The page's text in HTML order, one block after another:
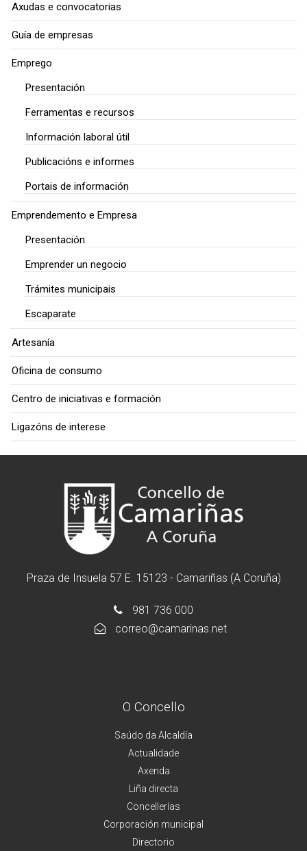
Axudas e convocatorias
Guía de empresas
Emprego
Presentación
Ferramentas e recursos
Información laboral útil
Publicacións e informes
Portais de información
Emprendemento e Empresa
Presentación
Emprender un negocio
Trámites municipais
Escaparate
Artesanía
Oficina de consumo
Centro de iniciativas e formación
Ligazóns de interese
Praza de Insuela 57 E. 15123 - Camariñas (A Coruña)
981 736 000
correo@camarinas.net
O Concello
Saúdo da Alcaldía
Actualidade
Axenda
Liña directa
Concellerías
Corporación municipal
Directorio